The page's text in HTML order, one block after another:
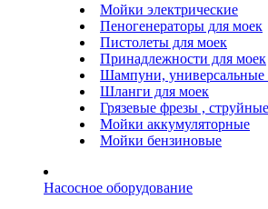
Мойки электрические
Пеногенераторы для моек
Пистолеты для моек
Принадлежности для моек
Шампуни, универсальные
Шланги для моек
Грязевые фрезы ,
Мойки аккумуляторные
Мойки бензиновые
Насосное оборудование